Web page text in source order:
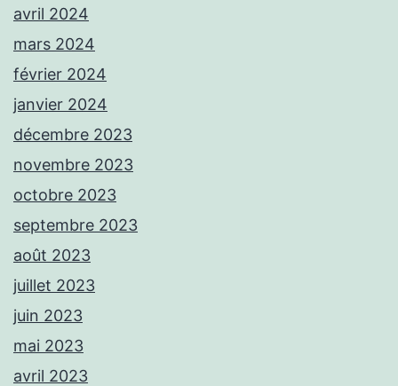
avril 2024
mars 2024
février 2024
janvier 2024
décembre 2023
novembre 2023
octobre 2023
septembre 2023
août 2023
juillet 2023
juin 2023
mai 2023
avril 2023